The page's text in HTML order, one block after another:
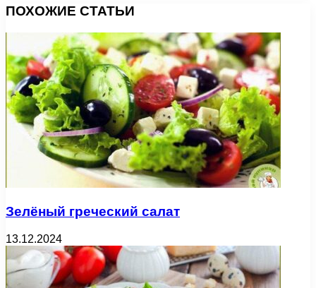
ПОХОЖИЕ СТАТЬИ
Зелёный греческий салат
13.12.2024